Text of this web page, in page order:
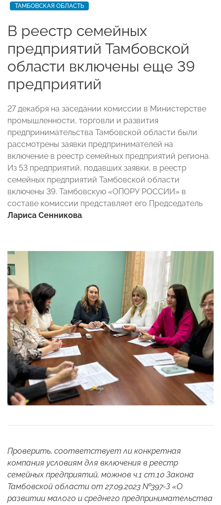
ТАМБОВСКАЯ ОБЛАСТЬ
В реестр семейных
предприятий Тамбовской
области включены еще 39
предприятий
27 декабря на заседании комиссии в Министерстве
промышленности, торговли и развития
предпринимательства Тамбовской области были
рассмотрены заявки предпринимателей на
включение в реестр семейных предприятий региона.
Из 53 предприятий, подавших заявки, в реестр
семейных предприятий Тамбовской области
включены 39. Тамбовскую «ОПОРУ РОССИИ» в
составе комиссии представляет его Председатель
Лариса Сенникова.
Проверить, соответствует ли конкретная
компания условиям для включения в реестр
семейных предприятий, можнов ч.1 ст.10 Закона
Тамбовской области от 27.09.2023 №397-З «О
развитии малого и среднего предпринимательства